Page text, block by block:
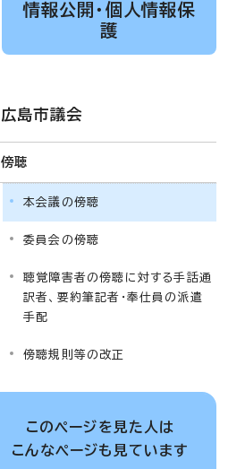
情報公開・個人情報保
護
広島市議会
傍聴
本会議の傍聴
委員会の傍聴
聴覚障害者の傍聴に対する手話通
訳者、要約筆記者・奉仕員の派遣
手配
傍聴規則等の改正
このページを見た人は
こんなページも見ています